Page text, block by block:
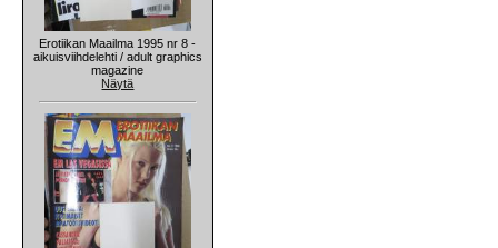
Erotiikan Maailma 1995 nr 8 -
aikuisviihdelehti / adult graphics
magazine
Näytä